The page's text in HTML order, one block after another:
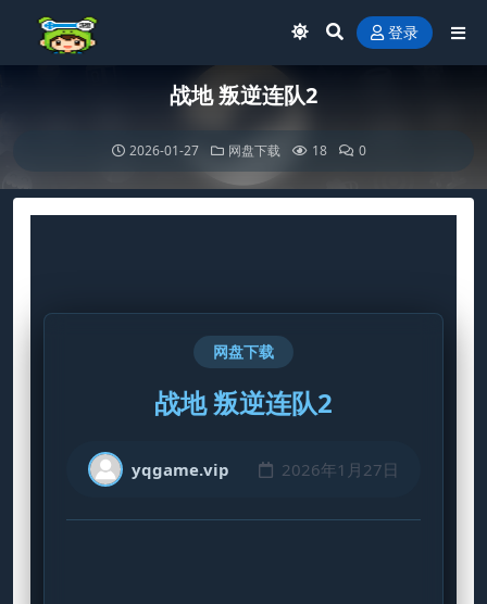
登录
战地 叛逆连队2
2026-01-27 网盘下载 18 0
网盘下载
战地 叛逆连队2
yqgame.vip 2026年1月27日